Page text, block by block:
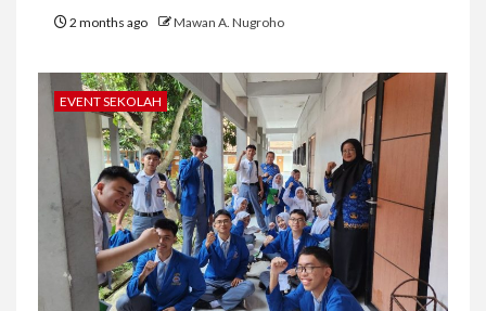
2 months ago Mawan A. Nugroho
EVENT SEKOLAH